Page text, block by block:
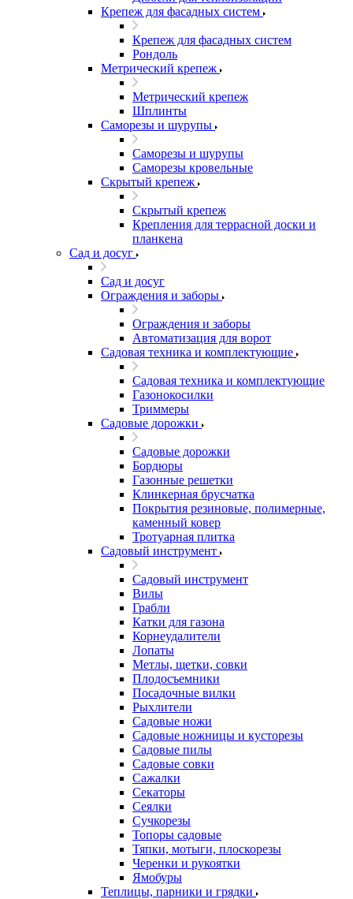
Крепеж для фасадных систем
Крепеж для фасадных систем
Рондоль
Метрический крепеж
Метрический крепеж
Шплинты
Саморезы и шурупы
Саморезы и шурупы
Саморезы кровельные
Скрытый крепеж
Скрытый крепеж
Крепления для террасной доски и
планкена
Сад и досуг
Сад и досуг
Ограждения и заборы
Ограждения и заборы
Автоматизация для ворот
Садовая техника и комплектующие
Садовая техника и комплектующие
Газонокосилки
Триммеры
Садовые дорожки
Садовые дорожки
Бордюры
Газонные решетки
Клинкерная брусчатка
Покрытия резиновые, полимерные,
каменный ковер
Тротуарная плитка
Садовый инструмент
Садовый инструмент
Вилы
Грабли
Катки для газона
Корнеудалители
Лопаты
Метлы, щетки, совки
Плодосъемники
Посадочные вилки
Рыхлители
Садовые ножи
Садовые ножницы и кусторезы
Садовые пилы
Садовые совки
Сажалки
Секаторы
Сеялки
Сучкорезы
Топоры садовые
Тяпки, мотыги, плоскорезы
Черенки и рукоятки
Ямобуры
Теплицы, парники и грядки